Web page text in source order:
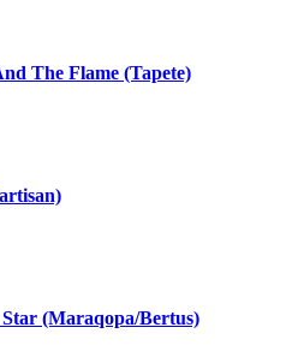
The Flame (Tapete)
(Maraqopa/Bertus)